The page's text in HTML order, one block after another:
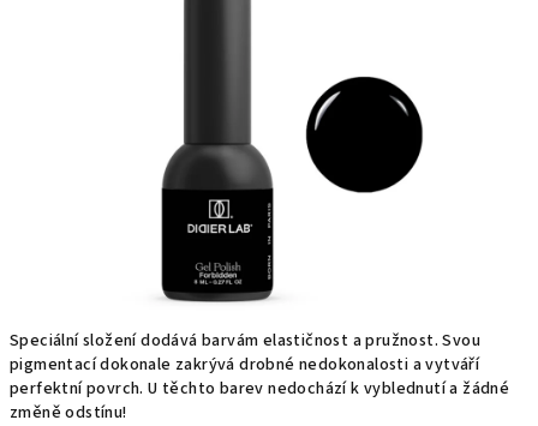
Speciální složení dodává barvám elastičnost a pružnost. Svou
pigmentací dokonale zakrývá drobné nedokonalosti a vytváří
perfektní povrch. U těchto barev nedochází k vyblednutí a žádné
změně odstínu!